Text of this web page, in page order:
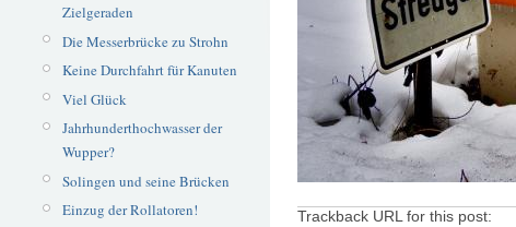
Zielgeraden
Die Messerbrücke zu Strohn
Keine Durchfahrt für Kanuten
Viel Glück
Jahrhunderthochwasser der
Wupper?
Solingen und seine Brücken
Einzug der Rollatoren!
Trackback URL for this post: